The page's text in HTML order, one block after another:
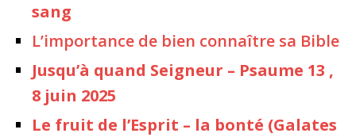
sang
L’importance de bien connaître sa Bible
Jusqu’à quand Seigneur – Psaume 13 ,
8 juin 2025
Le fruit de l’Esprit – la bonté (Galates